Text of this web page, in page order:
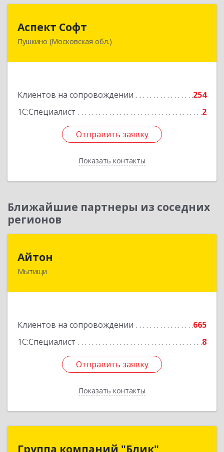
Аспект Софт
Пушкино (Московская обл.)
Клиентов на сопровождении
254
1С:Специалист
2
Отправить заявку
Показать контакты
141205, Московская обл, Пушкинский р-н,
Отправить заявку
Назад
Ближайшие партнеры из соседних
регионов
Айтон
Мытищи
Клиентов на сопровождении
665
1С:Специалист
8
Отправить заявку
Показать контакты
Отправить заявку
Назад
Группа компаний "Блик"
Группа компаний "Блик"